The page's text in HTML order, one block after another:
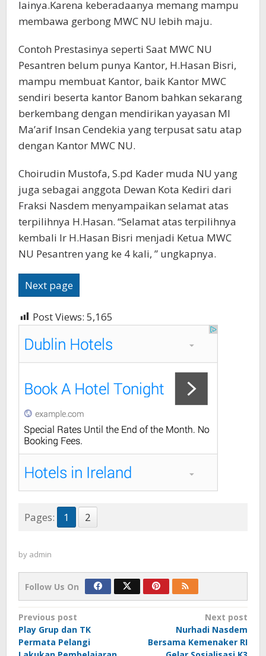
lainya.Karena keberadaanya memang mampu
membawa gerbong MWC NU lebih maju.
Contoh Prestasinya seperti Saat MWC NU
Pesantren belum punya Kantor, H.Hasan Bisri,
mampu membuat Kantor, baik Kantor MWC
sendiri beserta kantor Banom bahkan sekarang
berkembang dengan mendirikan yayasan MI
Ma’arif Insan Cendekia yang terpusat satu atap
dengan Kantor MWC NU.
Choirudin Mustofa, S.pd Kader muda NU yang
juga sebagai anggota Dewan Kota Kediri dari
Fraksi Nasdem menyampaikan selamat atas
terpilihnya H.Hasan. “Selamat atas terpilihnya
kembali Ir H.Hasan Bisri menjadi Ketua MWC
NU Pesantren yang ke 4 kali, ” ungkapnya.
Next page
Post Views: 5,165
Pages: 1 2
by admin
Follow Us On
Post
navigation
Previous post
Play Grup dan TK
Permata Pelangi
Next post
Nurhadi Nasdem
Bersama Kemenaker RI